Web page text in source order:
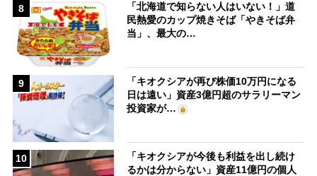
8
「北海道で知らない人はいない！」道
民熱愛のカップ焼きそば「やきそば弁
当」、最大の…
9
「キオクシアが再び株価10万円になる
日は遠い」資産3億円超のサラリーマン
投資家が…
10
「キオクシアが今後も利益を出し続け
るかは分からない」資産11億円の個人